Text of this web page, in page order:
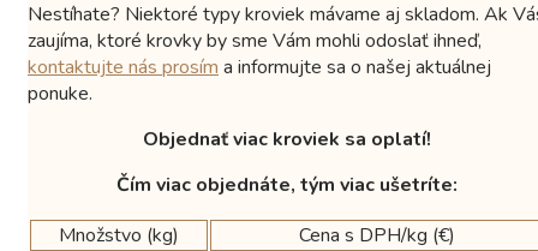
Nestíhate? Niektoré typy kroviek mávame aj skladom. Ak
zaujíma, ktoré krovky by sme Vám mohli odoslať ihneď,
kontaktujte nás prosíma informujte sa o našej aktuálnej
ponuke.
Objednať viac kroviek sa oplatí!
Čím viac objednáte, tým viac ušetríte:
Množstvo (kg)
Cena s DPH/kg (€)